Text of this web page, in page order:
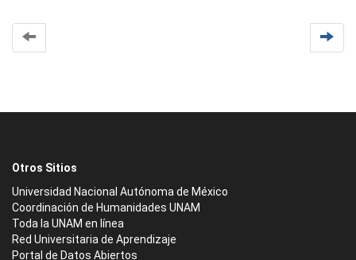
Otros Sitios
Universidad Nacional Autónoma de México
Coordinación de Humanidades UNAM
Toda la UNAM en línea
Red Universitaria de Aprendizaje
Portal de Datos Abiertos